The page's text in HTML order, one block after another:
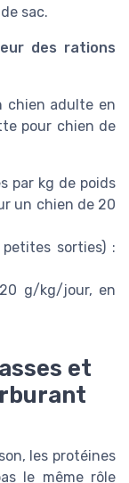
sac.
des rations
chien adulte en
pour chien de
par kg de poids
un chien de 20
sorties) :
g/kg/jour, en
et
les protéines
le même rôle